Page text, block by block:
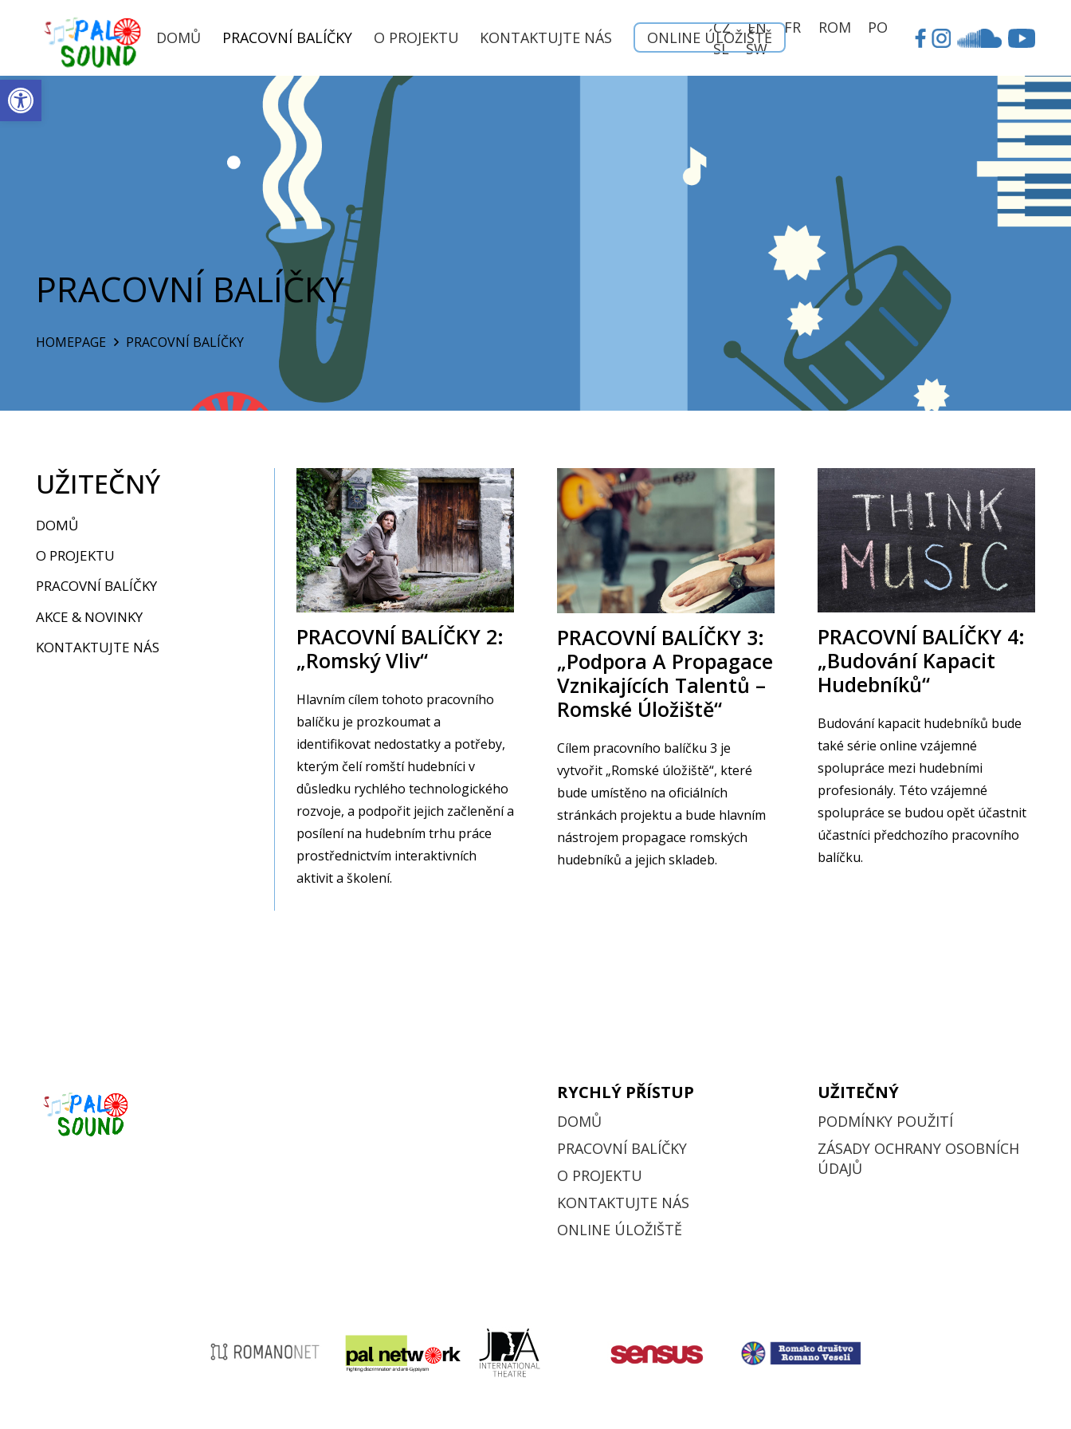
Open toolbar
DOMŮ PRACOVNÍ BALÍČKY O PROJEKTU KONTAKTUJTE NÁS ONLINE ÚLOŽIŠTĚ
CZ EN FR ROM
PO
SL
SW
PRACOVNÍ BALÍČKY
HOMEPAGE PRACOVNÍ BALÍČKY
UŽITEČNÝ
DOMŮ
O PROJEKTU
PRACOVNÍ BALÍČKY
AKCE & NOVINKY
KONTAKTUJTE NÁS
PRACOVNÍ BALÍČKY 2:
„Romský Vliv“
Hlavním cílem tohoto pracovního
balíčku je prozkoumat a
identifikovat nedostatky a potřeby,
kterým čelí romští hudebníci v
důsledku rychlého technologického
rozvoje, a podpořit jejich začlenění a
posílení na hudebním trhu práce
prostřednictvím interaktivních
aktivit a školení.
PRACOVNÍ BALÍČKY 3:
„Podpora A Propagace
Vznikajících Talentů –
Romské Úložiště“
Cílem pracovního balíčku 3 je
vytvořit „Romské úložiště“, které
bude umístěno na oficiálních
stránkách projektu a bude hlavním
nástrojem propagace romských
hudebníků a jejich skladeb.
PRACOVNÍ BALÍČKY 4:
„Budování Kapacit
Hudebníků“
Budování kapacit hudebníků bude
také série online vzájemné
spolupráce mezi hudebními
profesionály. Této vzájemné
spolupráce se budou opět účastnit
účastníci předchozího pracovního
balíčku.
RYCHLÝ PŘÍSTUP
DOMŮ
PRACOVNÍ BALÍČKY
O PROJEKTU
KONTAKTUJTE NÁS
ONLINE ÚLOŽIŠTĚ
UŽITEČNÝ
PODMÍNKY POUŽITÍ
ZÁSADY OCHRANY OSOBNÍCH
ÚDAJŮ